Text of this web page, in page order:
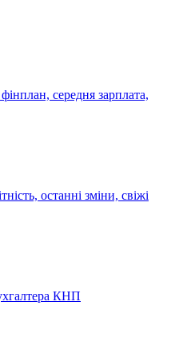
середня зарплата,
останні зміни, свіжі
КНП